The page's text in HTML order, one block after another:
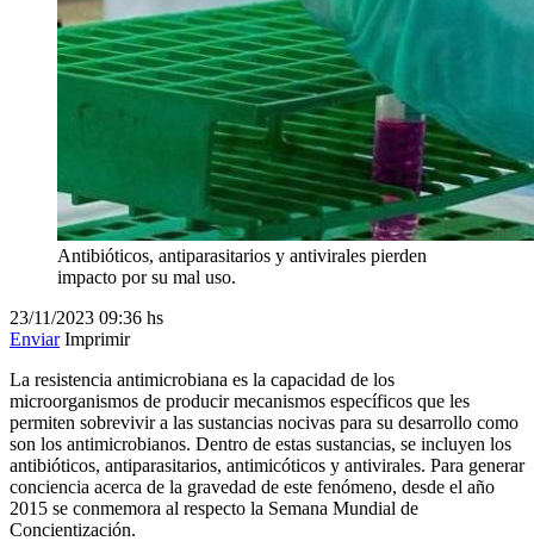
Antibióticos, antiparasitarios y antivirales pierden
impacto por su mal uso.
23/11/2023 09:36 hs
Enviar Imprimir
La resistencia antimicrobiana es la capacidad de los
microorganismos de producir mecanismos específicos que les
permiten sobrevivir a las sustancias nocivas para su desarrollo como
son los antimicrobianos. Dentro de estas sustancias, se incluyen los
antibióticos, antiparasitarios, antimicóticos y antivirales. Para generar
conciencia acerca de la gravedad de este fenómeno, desde el año
2015 se conmemora al respecto la Semana Mundial de
Concientización.